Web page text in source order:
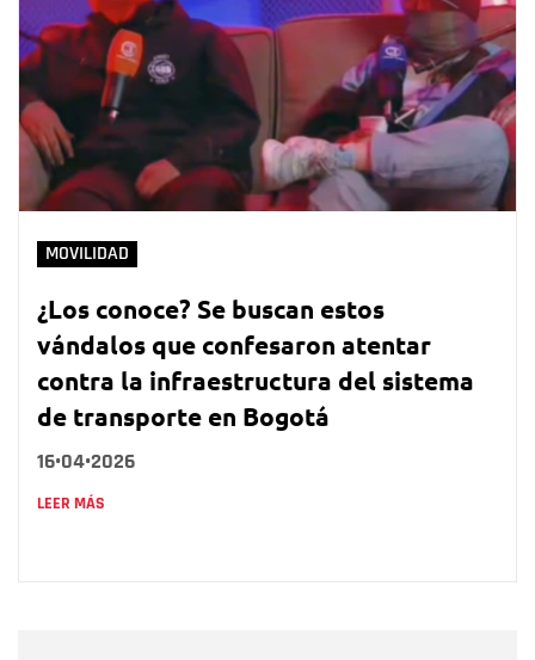
MOVILIDAD
¿Los conoce? Se buscan estos
vándalos que confesaron atentar
contra la infraestructura del sistema
de transporte en Bogotá
16•04•2026
LEER MÁS